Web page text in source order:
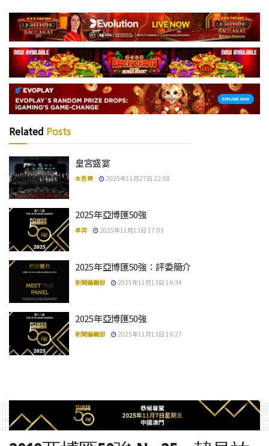
Related Posts
皇宮盛宴
本思齊 2025年11月27日 22:58
2025年亞博匯50強
卓弈 2025年11月13日 17:03
2025年亞博匯50強：評委簡介
新聞編輯部 2025年11月13日 16:34
2025年亞博匯50強
新聞編輯部 2025年11月13日 16:27